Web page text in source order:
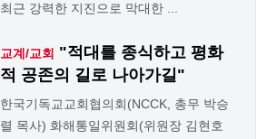
최근 강력한 지진으로 막대한 ...
교계/교회 "적대를 종식하고 평화
적 공존의 길로 나아가길"
한국기독교교회협의회(NCCK, 총무 박승
렬 목사) 화해통일위원회(위원장 김현호